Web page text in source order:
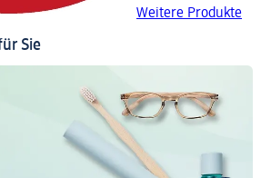
Weitere Produkte
Sie